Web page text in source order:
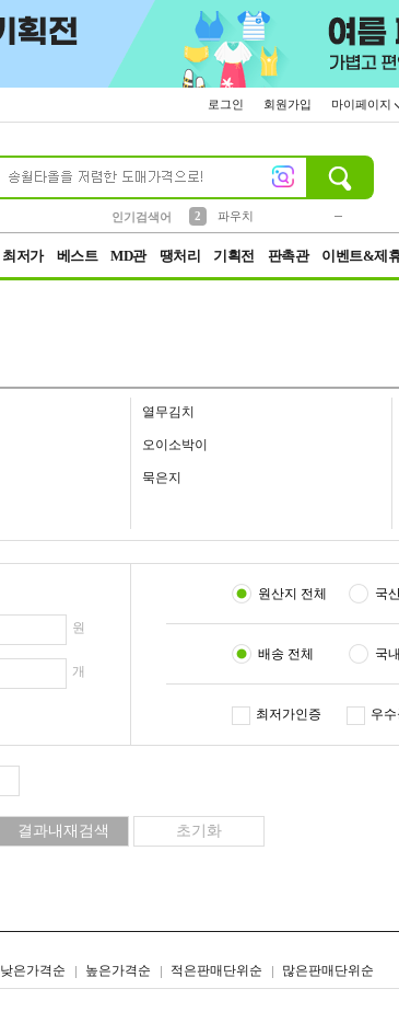
로그인 회원가입 마이페이지
인기검색어
2
파우치
3
모자
최저가 베스트 MD관 땡처리 기획전 판촉관 이벤트&제
열무김치
오이소박이
묵은지
원
개
원산지 전체 국
배송 전체 국
최저가인증 우
낮은가격순 높은가격순 적은판매단위순 많은판매단위순